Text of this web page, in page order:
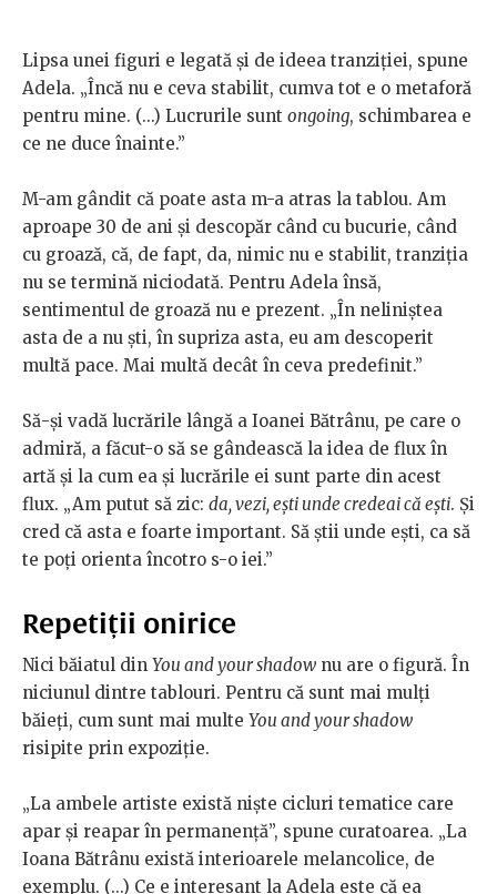
Lipsa unei figuri e legată și de ideea tranziției, spune
Adela. „Încă nu e ceva stabilit, cumva tot e o metaforă
pentru mine. (...) Lucrurile sunt ongoing, schimbarea e
ce ne duce înainte.”
M-am gândit că poate asta m-a atras la tablou. Am
aproape 30 de ani și descopăr când cu bucurie, când
cu groază, că, de fapt, da, nimic nu e stabilit, tranziția
nu se termină niciodată. Pentru Adela însă,
sentimentul de groază nu e prezent. „În neliniștea
asta de a nu ști, în supriza asta, eu am descoperit
multă pace. Mai multă decât în ceva predefinit.”
Să-și vadă lucrările lângă a Ioanei Bătrânu, pe care o
admiră, a făcut-o să se gândească la idea de flux în
artă și la cum ea și lucrările ei sunt parte din acest
flux. „Am putut să zic: da, vezi, ești unde credeai că ești. Și
cred că asta e foarte important. Să știi unde ești, ca să
te poți orienta încotro s-o iei.”
Repetiții onirice
Nici băiatul din You and your shadow nu are o figură. În
niciunul dintre tablouri. Pentru că sunt mai mulți
băieți, cum sunt mai multe You and your shadow
risipite prin expoziție.
„La ambele artiste există niște cicluri tematice care
apar și reapar în permanență”, spune curatoarea. „La
Ioana Bătrânu există interioarele melancolice, de
exemplu. (...) Ce e interesant la Adela este că ea